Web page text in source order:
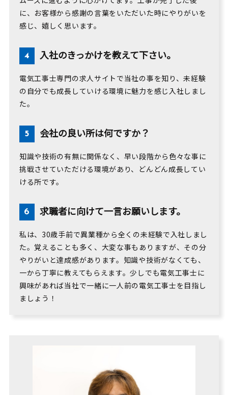
に、お客様から感謝の言葉をいただいた時にやりがいを
感じ、嬉しく思います。
入社のきっかけを教えて下さい。
電気工事士専門の求人サイトで当社の事を知り、未経験
の自分でも成長していける環境に魅力を感じ入社しまし
た。
会社の良い所は何ですか？
知識や技術の有無に関係なく、早い段階から色々な事に
挑戦させていただける環境があり、どんどん成長してい
ける所です。
求職者に向けて一言お願いします。
私は、30歳手前で異業種から全くの未経験で入社しまし
た。覚えることも多く、大変な事もありますが、その分
やりがいと達成感があります。知識や技術がなくても、
一から丁寧に教えてもらえます。少しでも電気工事士に
興味があれば当社で一緒に一人前の電気工事士を目指し
ましょう！